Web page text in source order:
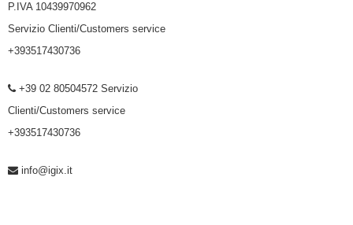
P.IVA 10439970962
Servizio Clienti/Customers service
+393517430736
+39 02 80504572 Servizio
Clienti/Customers service
+393517430736
info@igix.it